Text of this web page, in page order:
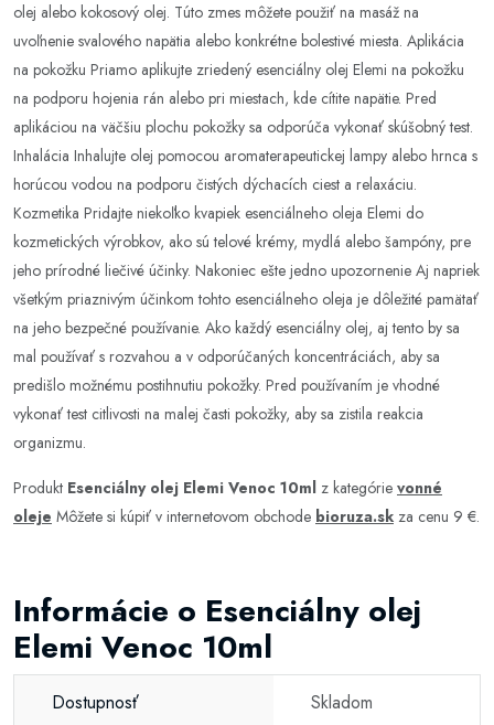
olej alebo kokosový olej. Túto zmes môžete použiť na masáž na
uvoľnenie svalového napätia alebo konkrétne bolestivé miesta. Aplikácia
na pokožku Priamo aplikujte zriedený esenciálny olej Elemi na pokožku
na podporu hojenia rán alebo pri miestach, kde cítite napätie. Pred
aplikáciou na väčšiu plochu pokožky sa odporúča vykonať skúšobný test.
Inhalácia Inhalujte olej pomocou aromaterapeutickej lampy alebo hrnca s
horúcou vodou na podporu čistých dýchacích ciest a relaxáciu.
Kozmetika Pridajte niekoľko kvapiek esenciálneho oleja Elemi do
kozmetických výrobkov, ako sú telové krémy, mydlá alebo šampóny, pre
jeho prírodné liečivé účinky. Nakoniec ešte jedno upozornenie Aj napriek
všetkým priaznivým účinkom tohto esenciálneho oleja je dôležité pamätať
na jeho bezpečné používanie. Ako každý esenciálny olej, aj tento by sa
mal používať s rozvahou a v odporúčaných koncentráciách, aby sa
predišlo možnému postihnutiu pokožky. Pred používaním je vhodné
vykonať test citlivosti na malej časti pokožky, aby sa zistila reakcia
organizmu.
Produkt Esenciálny olej Elemi Venoc 10ml z kategórie vonné
oleje Môžete si kúpiť v internetovom obchode bioruza.sk za cenu 9 €.
Informácie o Esenciálny olej
Elemi Venoc 10ml
Dostupnosť Skladom